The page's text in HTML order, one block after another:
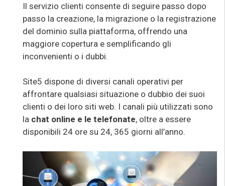
Il servizio clienti consente di seguire passo dopo
passo la creazione, la migrazione o la registrazione
del dominio sulla piattaforma, offrendo una
maggiore copertura e semplificando gli
inconvenienti o i dubbi.
Site5 dispone di diversi canali operativi per
affrontare qualsiasi situazione o dubbio dei suoi
clienti o dei loro siti web. I canali più utilizzati sono
la chat online e le telefonate, oltre a essere
disponibili 24 ore su 24, 365 giorni all’anno.